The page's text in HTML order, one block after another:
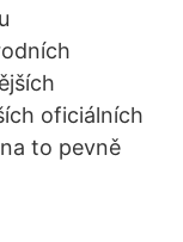
oficiálních
to pevně